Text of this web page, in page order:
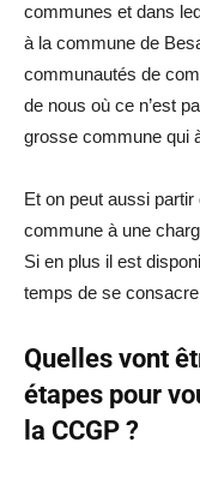
communes et dans
à la commune de
communautés de
de nous où ce n’est
grosse commune qui
Et on peut aussi partir
commune à une
Si en plus il est
temps de se
Quelles vont
étapes pour
la CCGP ?